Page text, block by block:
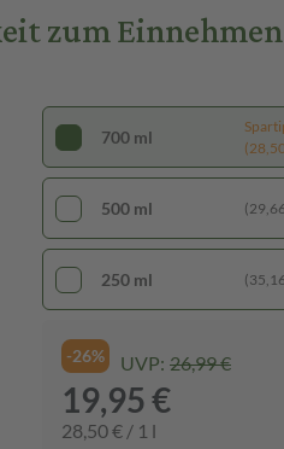
zum Einnehmen
700 ml
500 ml
250 ml
-26% UVP: 26,99 €
19,95 €
28,50 € / 1 l